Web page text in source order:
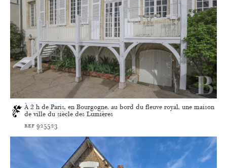
À 2 h de Paris, en Bourgogne, au bord du fleuve royal, une maison
de ville du siècle des Lumières
ref 925523